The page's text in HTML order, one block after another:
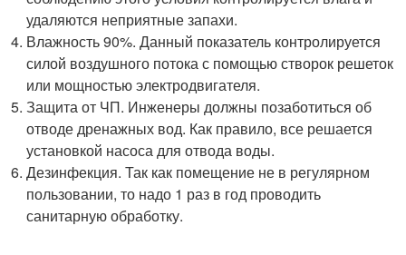
удаляются неприятные запахи.
Влажность 90%. Данный показатель контролируется
силой воздушного потока с помощью створок решеток
или мощностью электродвигателя.
Защита от ЧП. Инженеры должны позаботиться об
отводе дренажных вод. Как правило, все решается
установкой насоса для отвода воды.
Дезинфекция. Так как помещение не в регулярном
пользовании, то надо 1 раз в год проводить
санитарную обработку.